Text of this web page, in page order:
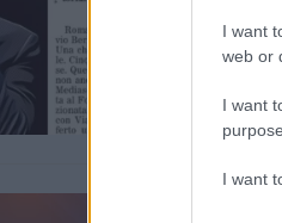
I want
web or
I want
I want